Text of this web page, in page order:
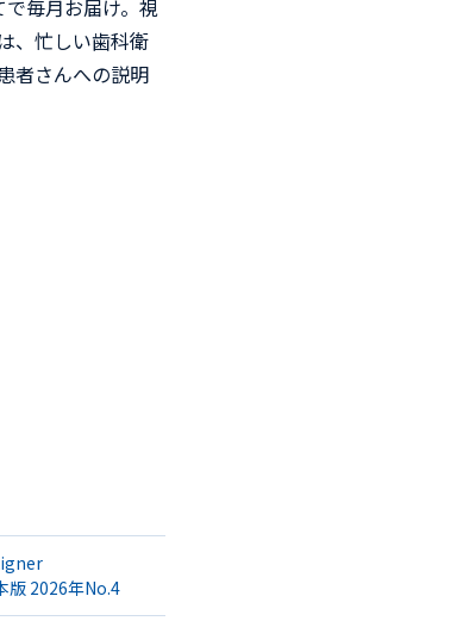
毎月お届け。視
、忙しい歯科衛
者さんへの説明
2026年No.4